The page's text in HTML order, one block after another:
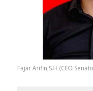
Fajar Arifin,S.H (CEO